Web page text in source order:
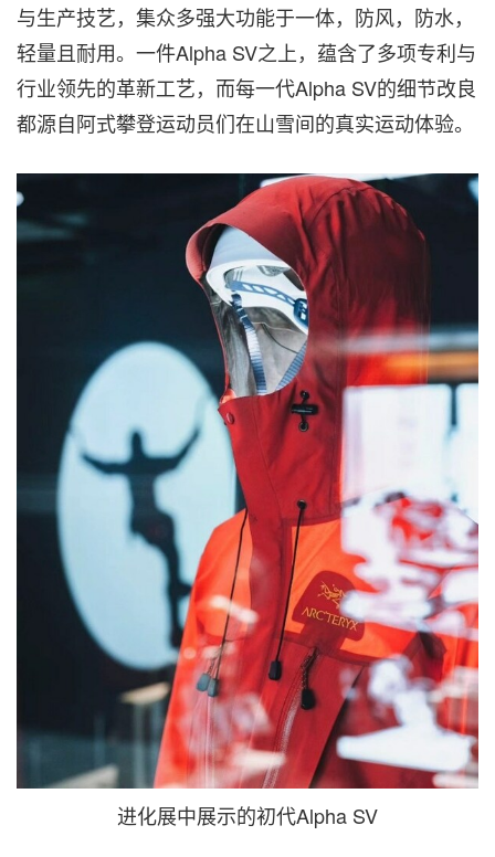
与生产技艺，集众多强大功能于一体，防风，防水，
轻量且耐用。一件Alpha SV之上，蕴含了多项专利与
行业领先的革新工艺，而每一代Alpha SV的细节改良
都源自阿式攀登运动员们在山雪间的真实运动体验。
进化展中展示的初代Alpha SV